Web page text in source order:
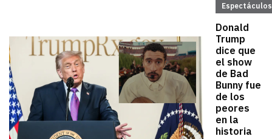
Espectáculos
Donald
Trump
dice que
el show
de Bad
Bunny fue
de los
peores
en la
historia